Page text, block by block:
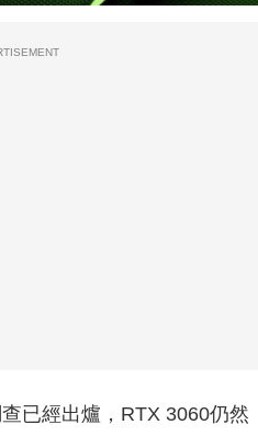
已經出爐，RTX 3060仍然